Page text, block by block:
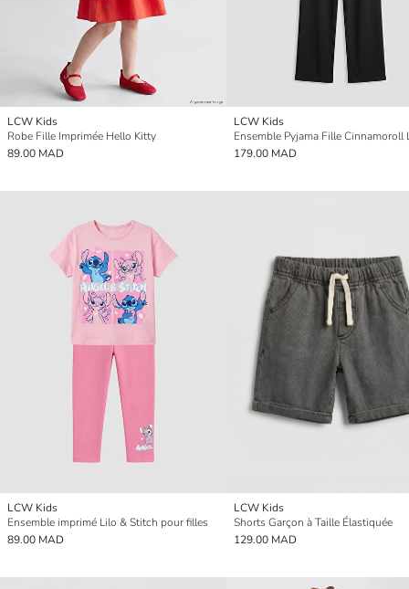
LCW Kids
Robe Fille Imprimée Hello Kitty
89.00 MAD
LCW Kids
Ensemble Pyjama Fille Cinnamoroll
179.00 MAD
LCW Kids
Ensemble imprimé Lilo & Stitch pour filles
89.00 MAD
LCW Kids
Shorts Garçon à Taille Élastiquée
129.00 MAD